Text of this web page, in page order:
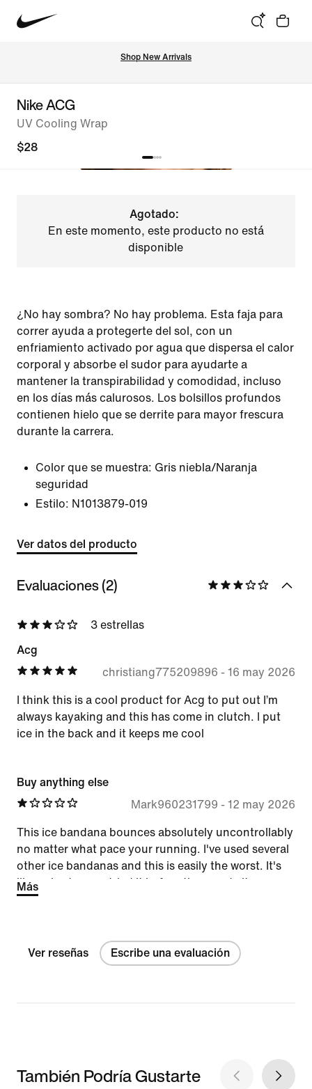
Shop New Arrivals
Nike ACG
UV Cooling Wrap
$28
Agotado:
En este momento, este producto no está
disponible
¿No hay sombra? No hay problema. Esta faja para
correr ayuda a protegerte del sol, con un
enfriamiento activado por agua que dispersa el calor
corporal y absorbe el sudor para ayudarte a
mantener la transpirabilidad y comodidad, incluso
en los días más calurosos. Los bolsillos profundos
contienen hielo que se derrite para mayor frescura
durante la carrera.
Color que se muestra: Gris niebla/Naranja
seguridad
Estilo: N1013879-019
Ver datos del producto
Evaluaciones (2)
3 estrellas
Acg
christiang775209896 - 16 may 2026
I think this is a cool product for Acg to put out I’m
always kayaking and this has come in clutch. I put
ice in the back and it keeps me cool
Buy anything else
Mark960231799 - 12 may 2026
This ice bandana bounces absolutely uncontrollably
no matter what pace your running. I've used several
other ice bandanas and this is easily the worst. It's
like nobody even tried it before they made it.
Más
Ver reseñas Escribe una evaluación
También Podría Gustarte